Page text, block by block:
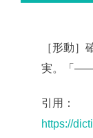
［形動］
実。「――
引用：
https://